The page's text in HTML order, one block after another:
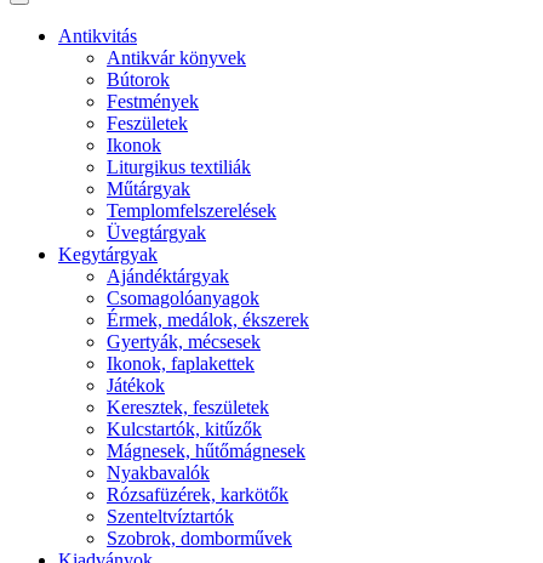
Antikvitás
Antikvár könyvek
Bútorok
Festmények
Feszületek
Ikonok
Liturgikus textiliák
Műtárgyak
Templomfelszerelések
Üvegtárgyak
Kegytárgyak
Ajándéktárgyak
Csomagolóanyagok
Érmek, medálok, ékszerek
Gyertyák, mécsesek
Ikonok, faplakettek
Játékok
Keresztek, feszületek
Kulcstartók, kitűzők
Mágnesek, hűtőmágnesek
Nyakbavalók
Rózsafüzérek, karkötők
Szenteltvíztartók
Szobrok, domborművek